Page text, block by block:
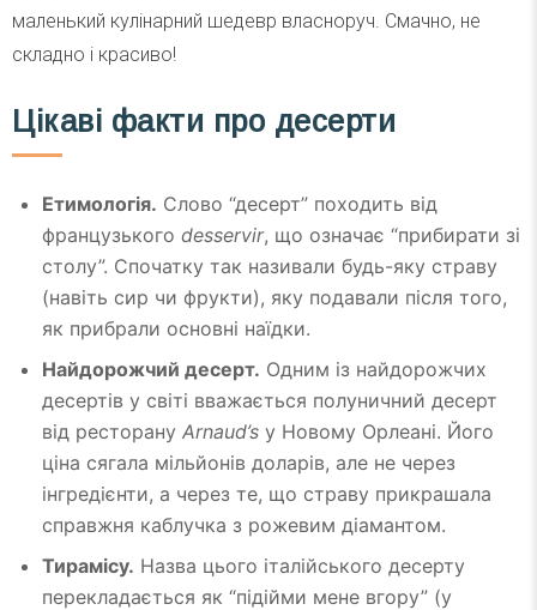
маленький кулінарний шедевр власноруч. Смачно, не
складно і красиво!
Цікаві факти про десерти
Етимологія. Слово “десерт” походить від
французького desservir, що означає “прибирати зі
столу”. Спочатку так називали будь-яку страву
(навіть сир чи фрукти), яку подавали після того,
як прибрали основні наїдки.
Найдорожчий десерт. Одним із найдорожчих
десертів у світі вважається полуничний десерт
від ресторану Arnaud’s у Новому Орлеані. Його
ціна сягала мільйонів доларів, але не через
інгредієнти, а через те, що страву прикрашала
справжня каблучка з рожевим діамантом.
Тирамісу. Назва цього італійського десерту
перекладається як “підійми мене вгору” (у